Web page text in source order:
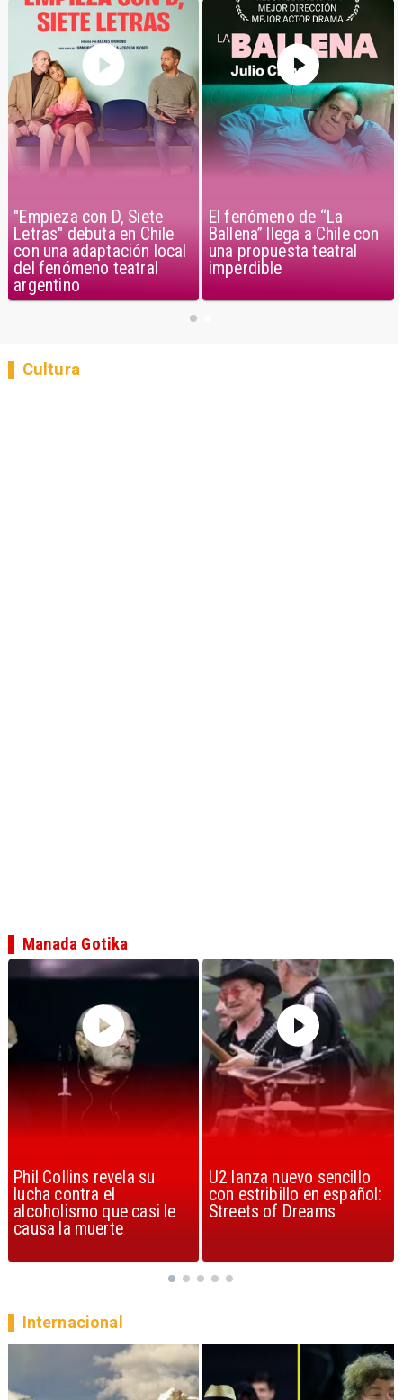
El fenómeno de “La
Ballena” llega a Chile con
una propuesta teatral
imperdible
"Empieza con D, Siete
Letras" debuta en Chile
con una adaptación local
del fenómeno teatral
argentino
Cultura
U2 lanza nuevo sencillo
con estribillo en español:
Streets of Dreams
“Africa” de Toto es
considerada la mejor
canción, según la ciencia
Manada Gotika
Internacional